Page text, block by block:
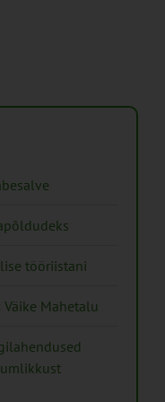
tööriistani
Mahetalu